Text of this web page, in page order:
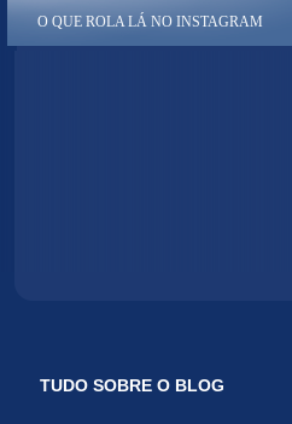
O QUE ROLA LÁ NO INSTAGRAM
TUDO SOBRE O BLOG